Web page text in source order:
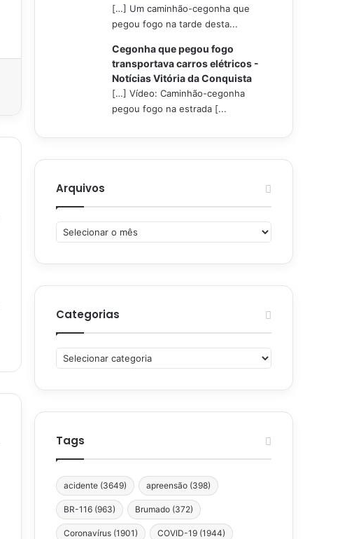
[…] Um caminhão-cegonha que
pegou fogo na tarde desta...
Cegonha que pegou fogo
transportava carros elétricos -
Notícias Vitória da Conquista
[…] Vídeo: Caminhão-cegonha
pegou fogo na estrada [...
Arquivos
Arquivos
Categorias
Categorias
Tags
acidente (3649) apreensão (398)
BR-116 (963) Brumado (372)
Coronavírus (1901) COVID-19 (1944)